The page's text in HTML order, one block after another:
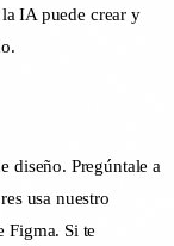
IA puede crear y
diseño. Pregúntale a
usa nuestro
Figma. Si te